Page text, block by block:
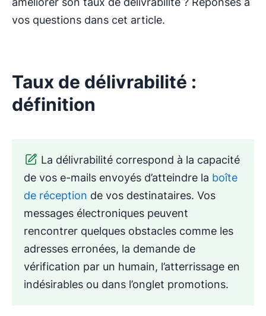
vos questions dans cet article.
Taux de délivrabilité :
définition
La délivrabilité correspond à la capacité
de vos e-mails envoyés d’atteindre la boîte
de réception de vos destinataires. Vos
messages électroniques peuvent
rencontrer quelques obstacles comme les
adresses erronées, la demande de
vérification par un humain, l’atterrissage en
indésirables ou dans l’onglet promotions.